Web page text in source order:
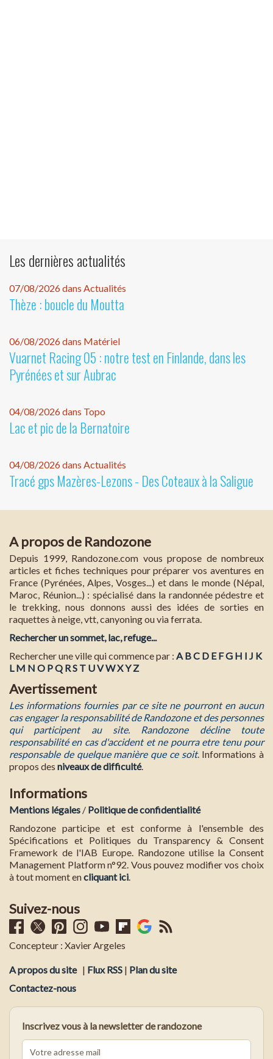
Les dernières actualités
07/08/2026 dans Actualités
Thèze : boucle du Moutta
06/08/2026 dans Matériel
Vuarnet Racing 05 : notre test en Finlande, dans les
Pyrénées et sur Aubrac
04/08/2026 dans Topo
Lac et pic de la Bernatoire
04/08/2026 dans Actualités
Tracé gps Mazères-Lezons - Des Coteaux à la Saligue
A propos de Randozone
Depuis 1999, Randozone.com vous propose de nombreux
articles et fiches techniques pour préparer vos aventures en
France (Pyrénées, Alpes, Vosges...) et dans le monde (Népal,
Maroc, Réunion...) : spécialisé dans la randonnée pédestre et
le trekking, nous donnons aussi des idées de sorties en
raquettes à neige, vtt, canyoning ou via ferrata.
Rechercher un sommet, lac, refuge...
Rechercher une ville qui commence par : A BC D E FG H I J K
L M N O PQ RS T UVWXY Z
Avertissement
Les informations fournies par ce site ne pourront en aucun
cas engager la responsabilité de Randozone et des personnes
qui participent au site. Randozone décline toute
responsabilité en cas d'accident et ne pourra etre tenu pour
responsable de quelque manière que ce soit. Informations à
propos des niveaux de difficulté.
Informations
Mentions légales / Politique de confidentialité
Randozone participe et est conforme à l'ensemble des
Spécifications et Politiques du Transparency & Consent
Framework de l'IAB Europe. Randozone utilise la Consent
Management Platform n°92. Vous pouvez modifier vos choix
à tout moment encliquant ici.
Suivez-nous
Concepteur : Xavier Argeles
A propos du site | Flux RSS | Plan du site
Contactez-nous
Inscrivez vous à la newsletter de randozone